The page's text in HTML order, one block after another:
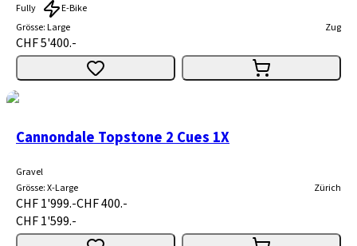
Fully
E-Bike
Grösse:Large Zug
CHF 5'400.-
Cannondale Topstone 2 Cues 1X
Gravel
Grösse:X-Large Zürich
CHF 1'999.-CHF 400.-
CHF 1'599.-